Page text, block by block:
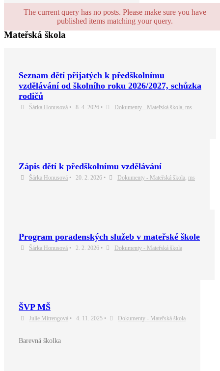
The current query has no posts. Please make sure you have
published items matching your query.
Mateřská škola
Seznam dětí přijatých k předškolnímu
vzdělávání od školního roku 2026/2027, schůzka
rodičů
Šárka Honusová • 8. 4. 2026 • Dokumenty - Mateřská škola, ms
Zápis dětí k předškolnímu vzdělávání
Šárka Honusová • 20. 2. 2026 • Dokumenty - Mateřská škola, ms
Program poradenských služeb v mateřské škole
Šárka Honusová • 2. 2. 2026 • Dokumenty - Mateřská škola
ŠVP MŠ
Julie Mitrengová • 4. 11. 2025 • Dokumenty - Mateřská škola
Barevná školka